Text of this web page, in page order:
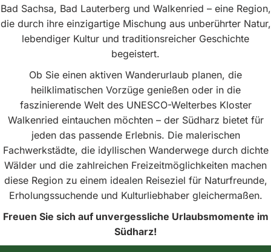
Bad Sachsa, Bad Lauterberg und Walkenried – eine Region,
die durch ihre einzigartige Mischung aus unberührter Natur,
lebendiger Kultur und traditionsreicher Geschichte
begeistert.
Ob Sie einen aktiven Wanderurlaub planen, die
heilklimatischen Vorzüge genießen oder in die
faszinierende Welt des UNESCO-Welterbes Kloster
Walkenried eintauchen möchten – der Südharz bietet für
jeden das passende Erlebnis. Die malerischen
Fachwerkstädte, die idyllischen Wanderwege durch dichte
Wälder und die zahlreichen Freizeitmöglichkeiten machen
diese Region zu einem idealen Reiseziel für Naturfreunde,
Erholungssuchende und Kulturliebhaber gleichermaßen.
Freuen Sie sich auf unvergessliche Urlaubsmomente im
Südharz!